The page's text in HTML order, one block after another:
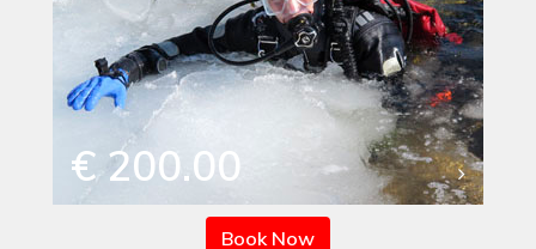
€ 200.00
Book Now